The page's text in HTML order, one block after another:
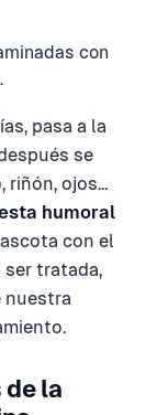
con
pasa a la
se
riñón, ojos…
humoral
con el
ser tratada,
nuestra
la